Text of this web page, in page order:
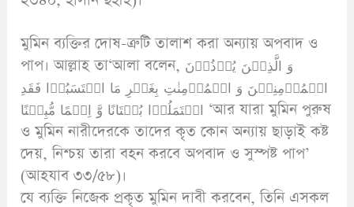
মুমিন ব্যক্তির দোষ-ত্রুটি তালাশ করা অন্যায় অপবাদ ও
পাপ। আল্লাহ তা‘আলা বলেন, وَ الَّذِیۡنَ یُؤۡذُوۡنَ
الۡمُؤۡمِنِیۡنَ وَ الۡمُؤۡمِنٰتِ بِغَیۡرِ مَا اکۡتَسَبُوۡا فَقَدِ
احۡتَمَلُوۡا بُهۡتَانًا وَّ اِثۡمًا مُّبِیۡنًا ‘আর যারা মুমিন পুরুষ
ও মুমিন নারীদেরকে তাদের কৃত কোন অন্যায় ছাড়াই কষ্ট
দেয়, নিশ্চয় তারা বহন করবে অপবাদ ও সুস্পষ্ট পাপ’
(আহযাব ৩৩/৫৮)।
যে ব্যক্তি নিজেক প্রকৃত মুমিন দাবী করবেন, তিনি এসকল